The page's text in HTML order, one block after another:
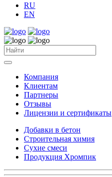
RU
EN
Компания
Клиентам
Партнеры
Отзывы
Лицензии и сертификаты
Добавки в бетон
Строительная химия
Сухие смеси
Продукция Хромпик